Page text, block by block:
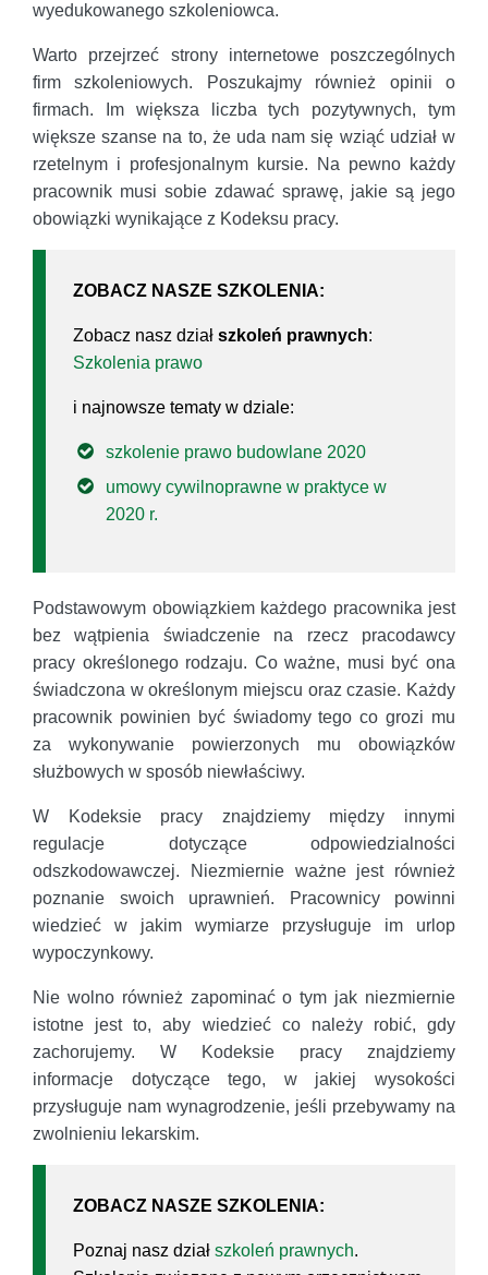
wyedukowanego szkoleniowca.
Warto przejrzeć strony internetowe poszczególnych
firm szkoleniowych. Poszukajmy również opinii o
firmach. Im większa liczba tych pozytywnych, tym
większe szanse na to, że uda nam się wziąć udział w
rzetelnym i profesjonalnym kursie. Na pewno każdy
pracownik musi sobie zdawać sprawę, jakie są jego
obowiązki wynikające z Kodeksu pracy.
ZOBACZ NASZE SZKOLENIA:
Zobacz nasz dział szkoleń prawnych:
Szkolenia prawo
i najnowsze tematy w dziale:
szkolenie prawo budowlane 2020
umowy cywilnoprawne w praktyce w
2020 r.
Podstawowym obowiązkiem każdego pracownika jest
bez wątpienia świadczenie na rzecz pracodawcy
pracy określonego rodzaju. Co ważne, musi być ona
świadczona w określonym miejscu oraz czasie. Każdy
pracownik powinien być świadomy tego co grozi mu
za wykonywanie powierzonych mu obowiązków
służbowych w sposób niewłaściwy.
W Kodeksie pracy znajdziemy między innymi
regulacje dotyczące odpowiedzialności
odszkodowawczej. Niezmiernie ważne jest również
poznanie swoich uprawnień. Pracownicy powinni
wiedzieć w jakim wymiarze przysługuje im urlop
wypoczynkowy.
Nie wolno również zapominać o tym jak niezmiernie
istotne jest to, aby wiedzieć co należy robić, gdy
zachorujemy. W Kodeksie pracy znajdziemy
informacje dotyczące tego, w jakiej wysokości
przysługuje nam wynagrodzenie, jeśli przebywamy na
zwolnieniu lekarskim.
ZOBACZ NASZE SZKOLENIA:
Poznaj nasz dział szkoleń prawnych.